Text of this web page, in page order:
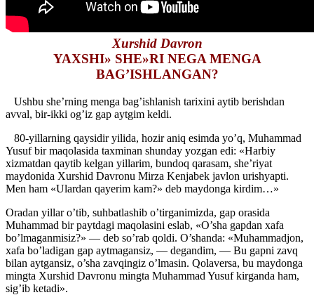
Xurshid Davron
YAXSHI» SHE»RI NEGA MENGA
BAG’ISHLANGAN?
Ushbu she’rning menga bag’ishlanish tarixini aytib berishdan
avval, bir-ikki og’iz gap aytgim keldi.
80-yillarning qaysidir yilida, hozir aniq esimda yo’q, Muhammad
Yusuf bir maqolasida taxminan shunday yozgan edi: «Harbiy
xizmatdan qaytib kelgan yillarim, bundoq qarasam, she’riyat
maydonida Xurshid Davronu Mirza Kenjabek javlon urishyapti.
Men ham «Ulardan qayerim kam?» deb maydonga kirdim…»
Oradan yillar o’tib, suhbatlashib o’tirganimizda, gap orasida
Muhammad bir paytdagi maqolasini eslab, «O’sha gapdan xafa
bo’lmaganmisiz?» — deb so’rab qoldi. O’shanda: «Muhammadjon,
xafa bo’ladigan gap aytmagansiz, — degandim, — Bu gapni zavq
bilan aytgansiz, o’sha zavqingiz o’lmasin. Qolaversa, bu maydonga
mingta Xurshid Davronu mingta Muhammad Yusuf kirganda ham,
sig’ib ketadi».